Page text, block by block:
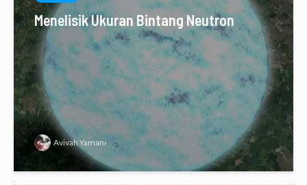
Menelisik Ukuran Bintang Neutron
Avivah Yamani